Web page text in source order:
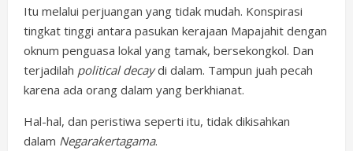
Itu melalui perjuangan yang tidak mudah. Konspirasi
tingkat tinggi antara pasukan kerajaan Mapajahit dengan
oknum penguasa lokal yang tamak, bersekongkol. Dan
terjadilah political decaydi dalam. Tampun juah pecah
karena ada orang dalam yang berkhianat.
Hal-hal, dan peristiwa seperti itu, tidak dikisahkan
dalam Negarakertagama.